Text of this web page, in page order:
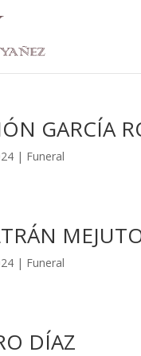
GARCÍA
| Funeral
| Funeral
DÍAZ